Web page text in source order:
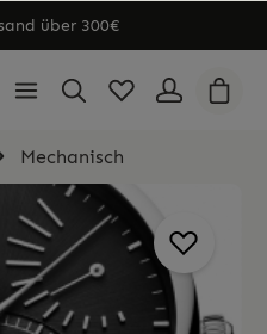
über 300€
Mechanisch